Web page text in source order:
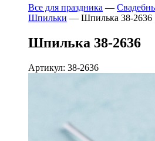
Все для праздника —
Шпильки — Шпилька 38-2636
Шпилька 38-2636
Артикул: 38-2636